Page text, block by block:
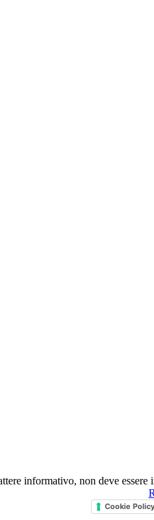
informativo, non deve
Cookie Policy